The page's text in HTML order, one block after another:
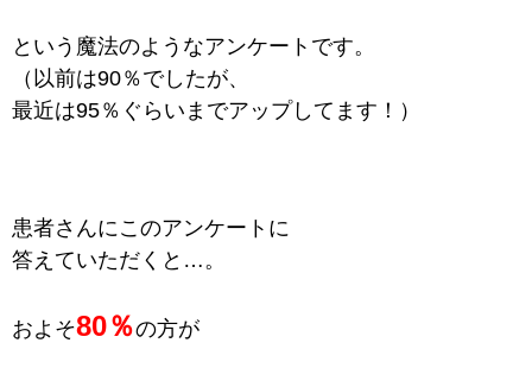
という 魔法のようなアンケートです。
（以前は90％でしたが、
最近は95％ぐらいまでアップしてます！）
患者さんにこのアンケートに
答えていただくと…。
およそ80％の方が